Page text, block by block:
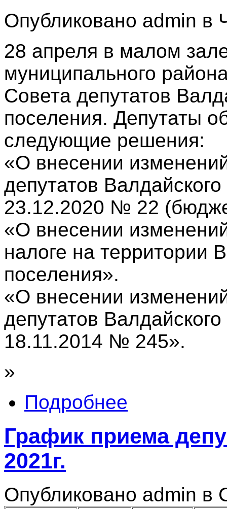
Опубликовано admin в
28 апреля в малом
муниципального
Совета депутатов
поселения. Депутаты
следующие решения:
«О внесении
депутатов
23.12.2020 № 22
«О внесении
налоге на территории
поселения».
«О внесении
депутатов
18.11.2014 № 245».
»
Подробнее
График приема
2021г.
Опубликовано admin в